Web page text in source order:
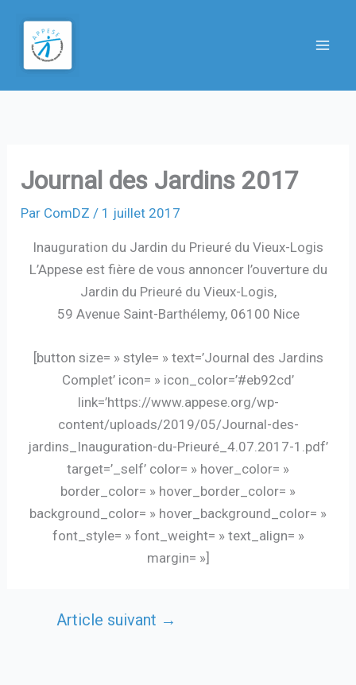
contenu
Journal des Jardins 2017
Par ComDZ / 1 juillet 2017
Inauguration du Jardin du Prieuré du Vieux-Logis
L’Appese est fière de vous annoncer l’ouverture du
Jardin du Prieuré du Vieux-Logis,
59 Avenue Saint-Barthélemy, 06100 Nice
[button size= » style= » text=’Journal des Jardins
Complet’ icon= » icon_color=’#eb92cd’
link=’https://www.appese.org/wp-
content/uploads/2019/05/Journal-des-
jardins_Inauguration-du-Prieuré_4.07.2017-1.pdf’
target=’_self’ color= » hover_color= »
border_color= » hover_border_color= »
background_color= » hover_background_color= »
font_style= » font_weight= » text_align= »
margin= »]
Article suivant →